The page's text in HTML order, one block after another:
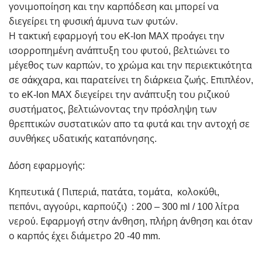
γονιμοποίηση και την καρπόδεση και μπορεί να
διεγείρει τη φυσική άμυνα των φυτών.
Η τακτική εφαρμογή του eK-lon MAX προάγει την
ισορροπημένη ανάπτυξη του φυτού, βελτιώνει το
μέγεθος των καρπών, το χρώμα και την περιεκτικότητα
σε σάκχαρα, και παρατείνει τη διάρκεια ζωής. Επιπλέον,
το eK-lon MAX διεγείρει την ανάπτυξη του ριζικού
συστήματος, βελτιώνοντας την πρόσληψη των
θρεπτικών συστατικών απο τα φυτά και την αντοχή σε
συνθήκες υδατικής καταπόνησης.
Δόση εφαρμογής:
Κηπευτικά ( Πιπεριά, πατάτα, τομάτα, κολοκύθι,
πεπόνι, αγγούρι, καρπούζι) : 200 – 300 ml / 100 λίτρα
νερού. Εφαρμογή στην άνθηση, πλήρη άνθηση και όταν
ο καρπός έχει διάμετρο 20 -40 mm.